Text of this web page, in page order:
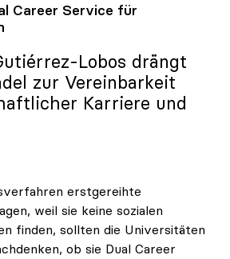
Career Service für
Lobos drängt
zur Vereinbarkeit
Karriere und
erstgereihte
weil sie keine sozialen
finden, sollten die Universitäten
ob sie Dual Career